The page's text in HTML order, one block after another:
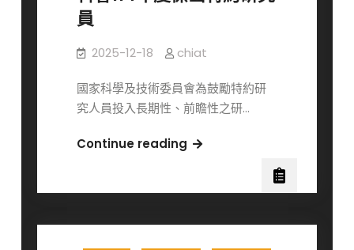
物
醫
學
聯
合
年
員
2025-12-18 chiat
國家科學及技術委員會為鼓勵特約研
究人員投入長期性、前瞻性之研…
Continue reading賀
士